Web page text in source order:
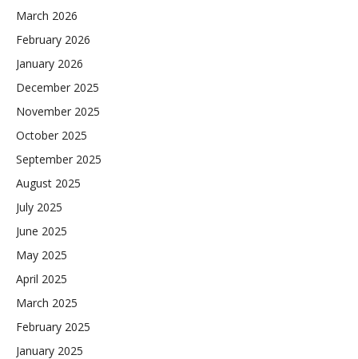
March 2026
February 2026
January 2026
December 2025
November 2025
October 2025
September 2025
August 2025
July 2025
June 2025
May 2025
April 2025
March 2025
February 2025
January 2025